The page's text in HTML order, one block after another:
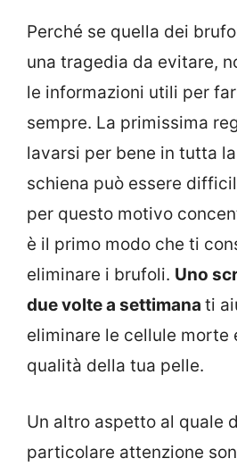
Perché se quella dei
una tragedia da evitare,
le informazioni utili per
sempre. La primissima
lavarsi per bene in tutta
schiena può essere
per questo motivo
è il primo modo che ti
eliminare i brufoli. Uno
due volte a settimana ti
eliminare le cellule morte
qualità della tua pelle.
Un altro aspetto al quale
particolare attenzione